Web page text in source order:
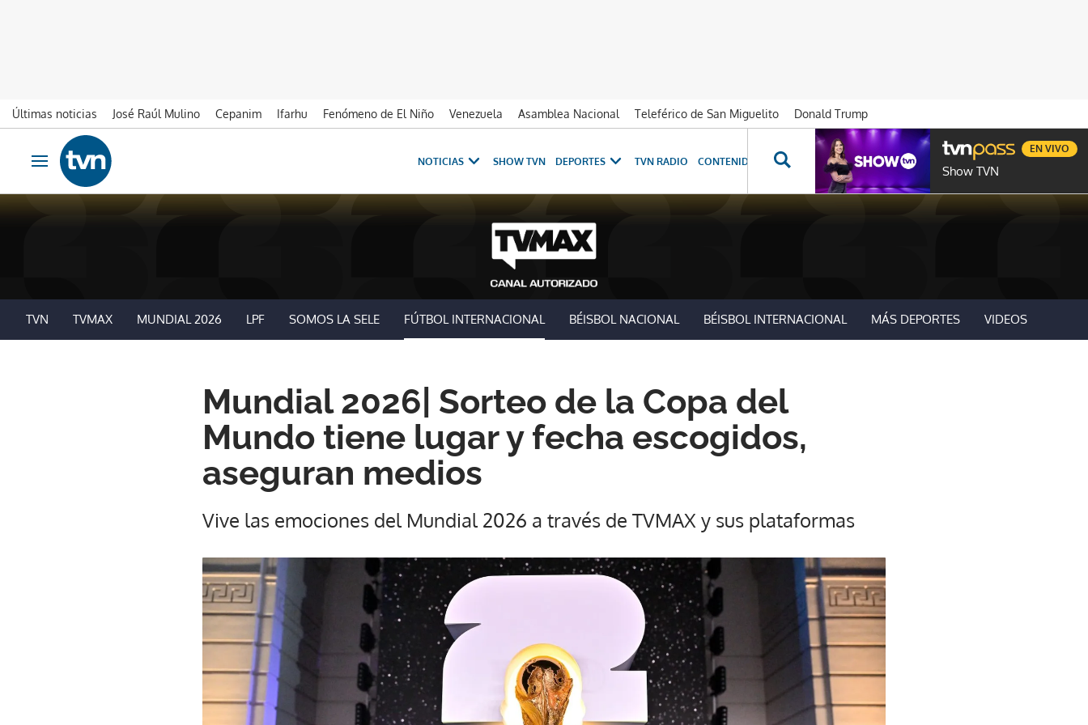
Últimas noticias José Raúl Mulino Cepanim Ifarhu Fenómeno de El Niño Venezuela Asamblea Nacional Teleférico de San Miguelito
Donald Trump
Ir al contenido
Obrir navegació
NOTICIAS SHOW TVN DEPORTES TVN RADIO CONTENIDOS ESPECIALES NOVELAS PROGRAMAS GENTE TVN
Show TVN
EN VIVO
TVN TVMAX MUNDIAL 2026 LPF SOMOS LA SELE FÚTBOL INTERNACIONAL BÉISBOL NACIONAL BÉISBOL INTERNACIONAL MÁS DEPORTES VIDEOS
Mundial 2026| Sorteo de la Copa del
Mundo tiene lugar y fecha escogidos,
aseguran medios
Vive las emociones del Mundial 2026 a través de TVMAX y sus plataformas